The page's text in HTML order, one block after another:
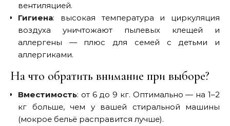
вентиляцией.
Гигиена: высокая температура и циркуляция
воздуха уничтожают пылевых клещей и
аллергены — плюс для семей с детьми и
аллергиками.
На что обратить внимание при выборе?
Вместимость: от 6 до 9 кг. Оптимально — на 1–2
кг больше, чем у вашей стиральной машины
(мокрое бельё расправится лучше).